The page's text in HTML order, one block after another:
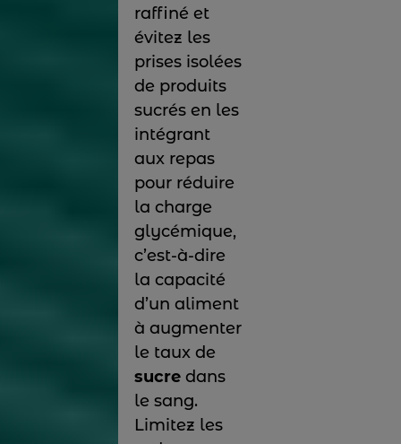
raffiné et
évitez les
prises isolées
de produits
sucrés en les
intégrant
aux repas
pour réduire
la charge
glycémique,
c’est-à-dire
la capacité
d’un aliment
à augmenter
le taux de
sucre dans
le sang.
Limitez les